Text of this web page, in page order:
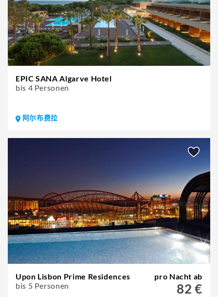
EPIC SANA Algarve Hotel
bis 4 Personen
阿尔布费拉
Upon Lisbon Prime Residences
bis 5 Personen
pro Nacht ab
82 €